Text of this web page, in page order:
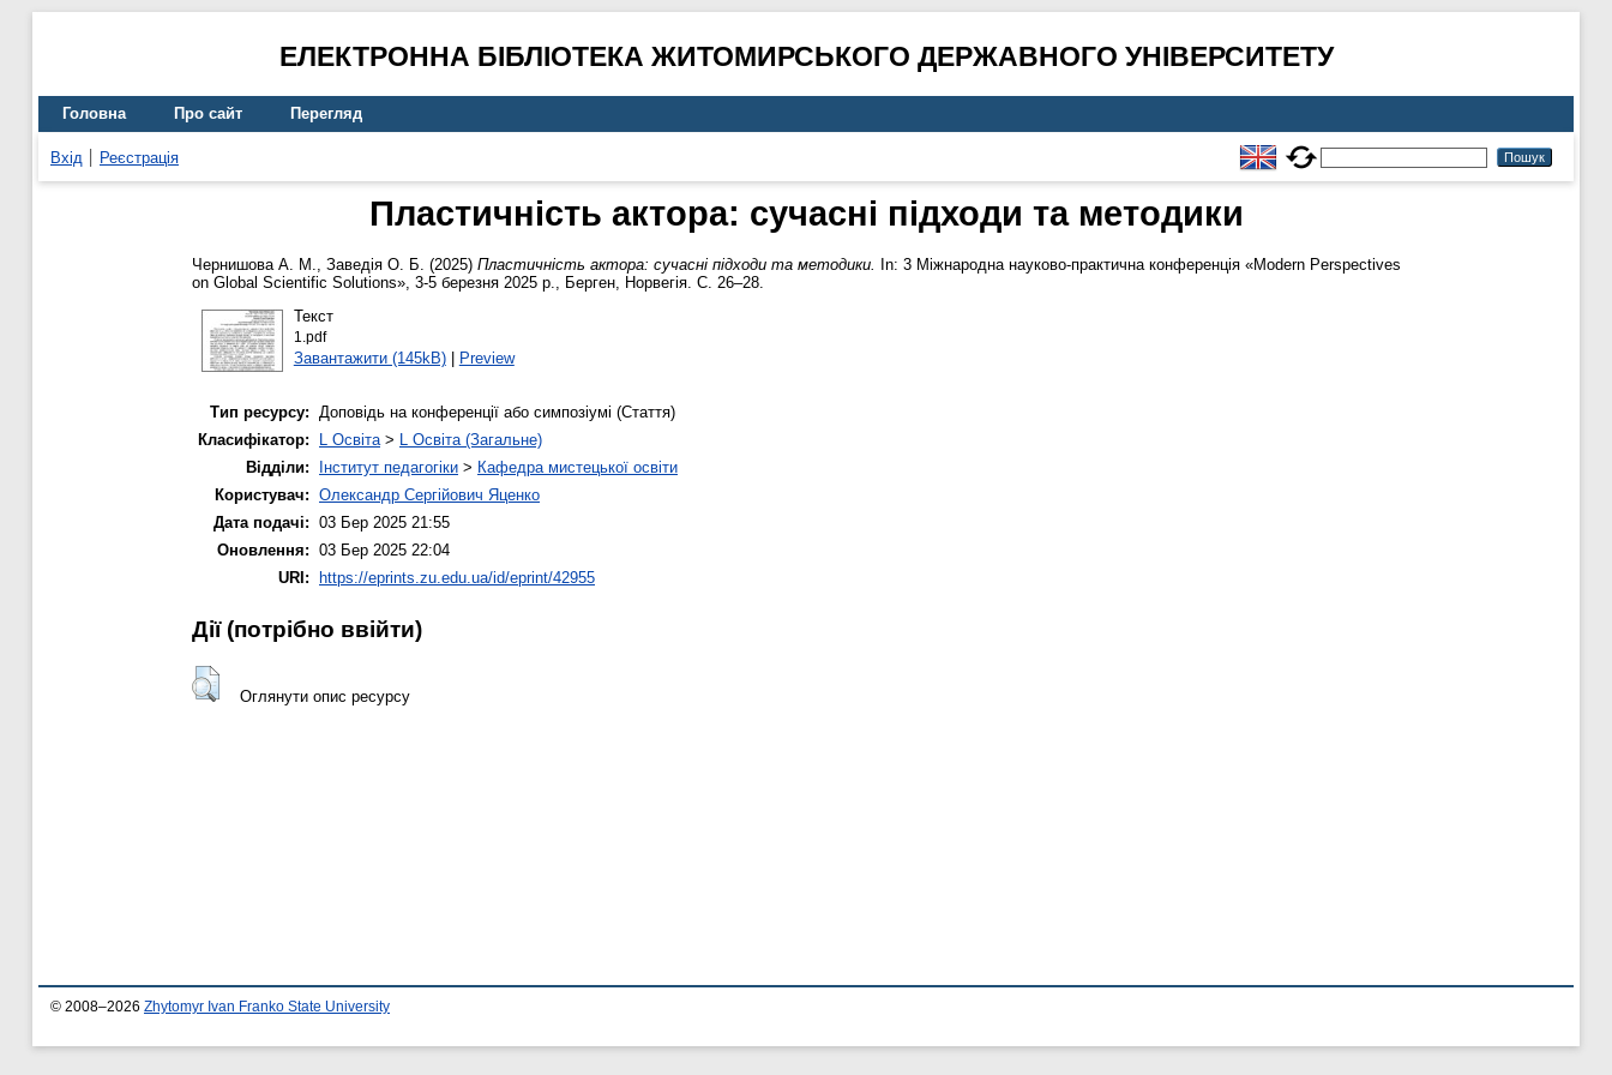
ЕЛЕКТРОННА БІБЛІОТЕКА ЖИТОМИРСЬКОГО ДЕРЖАВНОГО УНІВЕРСИТЕТУ
Головна Про сайт Перегляд
Вхід Реєстрація
Пластичність актора: сучасні підходи та методики
Чернишова А. М., Заведія О. Б. (2025) Пластичність актора: сучасні підходи та методики.
In: 3 Міжнародна науково-практична конференція «Modern Perspectives
on Global Scientific Solutions», 3-5 березня 2025 р., Берген, Норвегія. С. 26–28.
Текст
1.pdf
Завантажити (145kB)| Preview
Тип ресурсу: Доповідь на конференції або симпозіумі (Стаття)
Класифікатор:
L Освіта> L Освіта (Загальне)
Відділи:
Інститут педагогіки > Кафедра мистецької освіти
Користувач: Олександр Сергійович Яценко
Дата подачі: 03 Бер 2025 21:55
Оновлення: 03 Бер 2025 22:04
URI:
https://eprints.zu.edu.ua/id/eprint/42955
Дії ​​(потрібно ввійти)
Оглянути опис ресурсу
© 2008–2026 Zhytomyr Ivan Franko State University